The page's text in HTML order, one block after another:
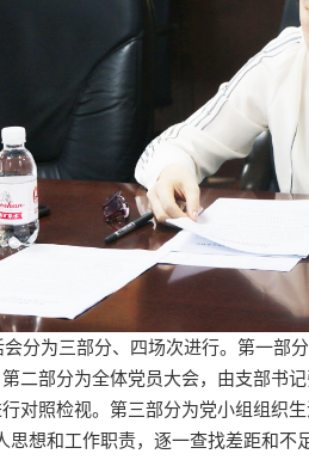
分为三部分、四场次进行。第一部
二部分为全体党员大会，由支部书
对照检视。第三部分为党小组组织
思想和工作职责，逐一查找差距和